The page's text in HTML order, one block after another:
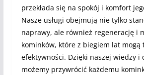
przekłada się na spokój i komfort
Nasze usługi obejmują nie tylko
naprawy, ale również regenerację i
kominków, które z biegiem lat mogą
efektywności. Dzięki naszej wiedzy i
możemy przywrócić każdemu